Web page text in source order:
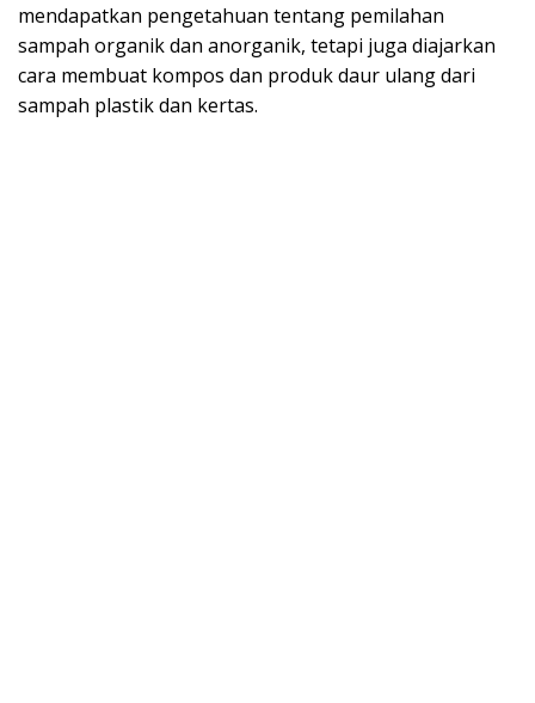
mendapatkan pengetahuan tentang pemilahan
sampah organik dan anorganik, tetapi juga diajarkan
cara membuat kompos dan produk daur ulang dari
sampah plastik dan kertas.